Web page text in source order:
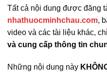
Tất cả nội dung được đăng
nhathuocminhchau.com,
video và các tài liệu khác,
và cung cấp thông tin
Những nội dung này